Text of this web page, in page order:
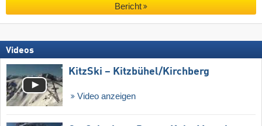
Bericht
Videos
KitzSki – Kitzbühel/​Kirchberg
Video anzeigen